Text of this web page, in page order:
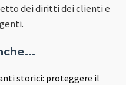
dei diritti dei clienti e
storici: proteggere il